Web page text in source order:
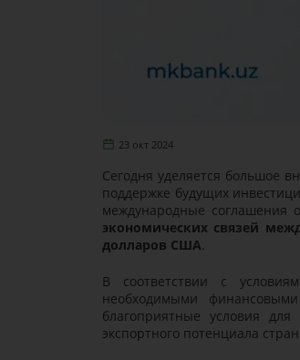
23 окт 2024
Сегодня уделяется большое
поддержке будущих
международные соглашения
экономических связей
долларов США.
В соответствии с
необходимыми
благоприятные условия
экспортного потенциала